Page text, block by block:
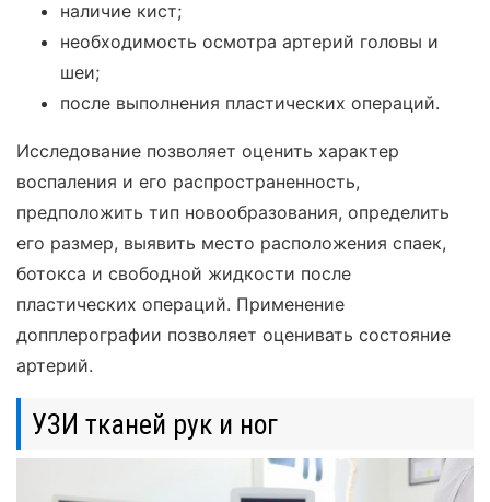
наличие кист;
необходимость осмотра артерий головы и
шеи;
после выполнения пластических операций.
Исследование позволяет оценить характер
воспаления и его распространенность,
предположить тип новообразования, определить
его размер, выявить место расположения спаек,
ботокса и свободной жидкости после
пластических операций. Применение
допплерографии позволяет оценивать состояние
артерий.
УЗИ тканей рук и ног